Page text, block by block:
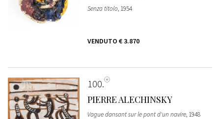
Senza titolo, 1954
VENDUTO € 3.870
100
PIERRE ALECHINSKY
Vague dansant sur le pont d'un navire, 1948